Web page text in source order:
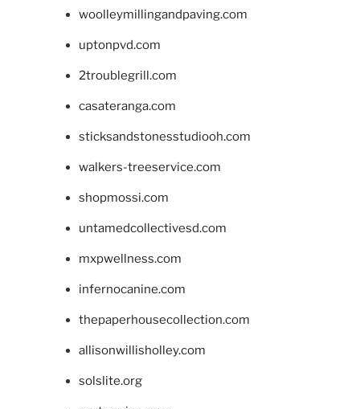
woolleymillingandpaving.com
uptonpvd.com
2troublegrill.com
casateranga.com
sticksandstonesstudiooh.com
walkers-treeservice.com
shopmossi.com
untamedcollectivesd.com
mxpwellness.com
infernocanine.com
thepaperhousecollection.com
allisonwillisholley.com
solslite.org